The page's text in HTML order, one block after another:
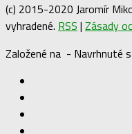
(c) 2015-2020 Jaromír
vyhradené. RSS | Zásady
Založené na - Navrhnuté